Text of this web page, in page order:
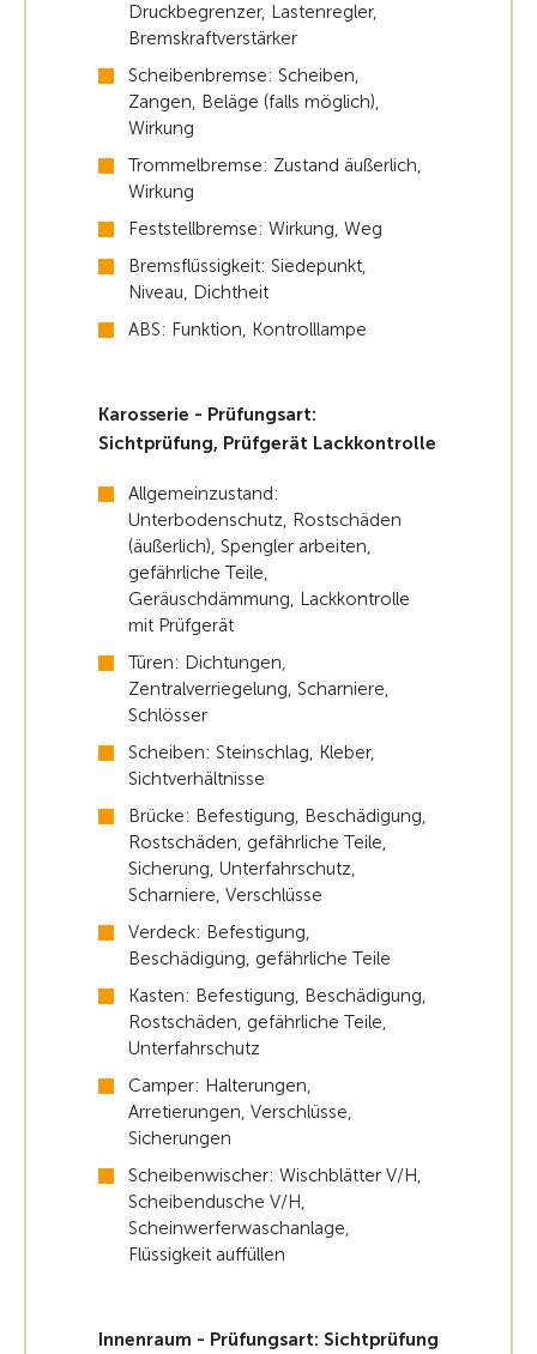
Druckbegrenzer, Lastenregler,
Bremskraftverstärker
Scheibenbremse: Scheiben,
Zangen, Beläge (falls möglich),
Wirkung
Trommelbremse: Zustand äußerlich,
Wirkung
Feststellbremse: Wirkung, Weg
Bremsflüssigkeit: Siedepunkt,
Niveau, Dichtheit
ABS: Funktion, Kontrolllampe
Karosserie - Prüfungsart:
Sichtprüfung, Prüfgerät Lackkontrolle
Allgemeinzustand:
Unterbodenschutz, Rostschäden
(äußerlich), Spengler arbeiten,
gefährliche Teile,
Geräuschdämmung, Lackkontrolle
mit Prüfgerät
Türen: Dichtungen,
Zentralverriegelung, Scharniere,
Schlösser
Scheiben: Steinschlag, Kleber,
Sichtverhältnisse
Brücke: Befestigung, Beschädigung,
Rostschäden, gefährliche Teile,
Sicherung, Unterfahrschutz,
Scharniere, Verschlüsse
Verdeck: Befestigung,
Beschädigung, gefährliche Teile
Kasten: Befestigung, Beschädigung,
Rostschäden, gefährliche Teile,
Unterfahrschutz
Camper: Halterungen,
Arretierungen, Verschlüsse,
Sicherungen
Scheibenwischer: Wischblätter V/H,
Scheibendusche V/H,
Scheinwerferwaschanlage,
Flüssigkeit auffüllen
Innenraum - Prüfungsart: Sichtprüfung